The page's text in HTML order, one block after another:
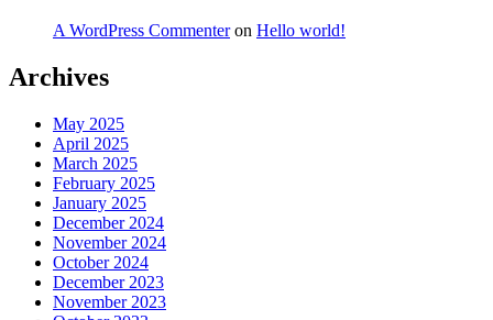
A WordPress Commenteron Hello world!
Archives
May 2025
April 2025
March 2025
February 2025
January 2025
December 2024
November 2024
October 2024
December 2023
November 2023